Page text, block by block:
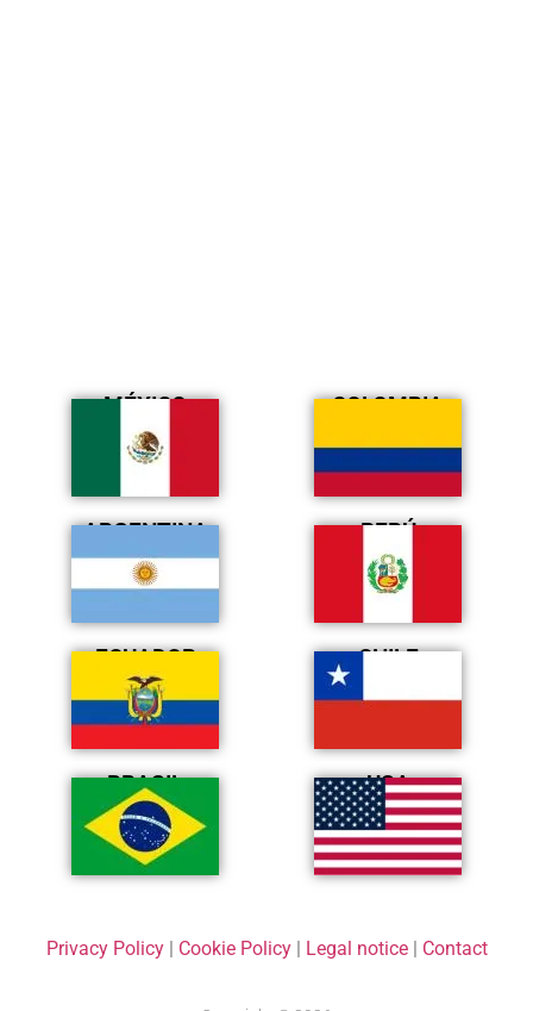
MÉXICO COLOMBIA
ARGENTINA PERÚ
ECUADOR CHILE
BRASIL USA
Privacy Policy| Cookie Policy| Legal notice| Contact